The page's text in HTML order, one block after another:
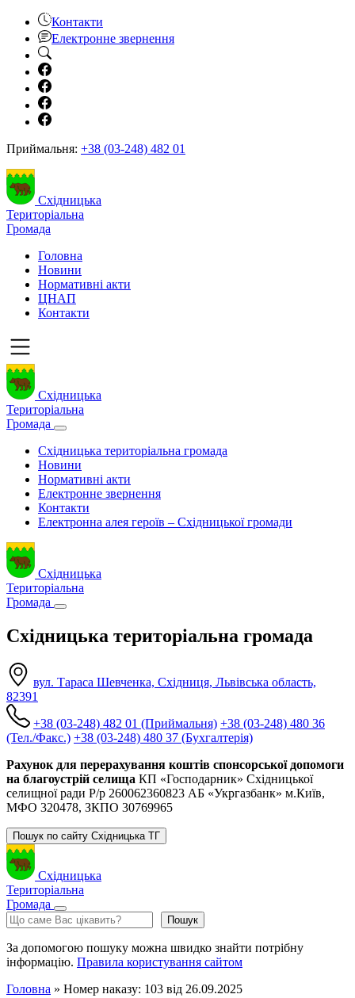
Контакти
Електронне звернення
Приймальня: +38 (03-248) 482 01
Східницька
Територіальна
Громада
Головна
Новини
Нормативні акти
ЦНАП
Контакти
Східницька
Територіальна
Громада
Східницька територіальна громада
Новини
Нормативні акти
Електронне звернення
Контакти
Електронна алея героїв – Східницької громади
Східницька
Територіальна
Громада
Східницька територіальна громада
вул. Тараса Шевченка, Східниця, Львівська область,
82391
+38 (03-248) 482 01 (Приймальня) +38 (03-248) 480 36
(Тел./Факс.) +38 (03-248) 480 37 (Бухгалтерія)
Рахунок для перерахування коштів спонсорської допомоги
на благоустрій селища КП «Господарник» Східницької
селищної ради Р/р 260062360823 АБ «Укргазбанк» м.Київ,
МФО 320478, ЗКПО 30769965
Пошук по сайту Східницька ТГ
Східницька
Територіальна
Громада
Пошук
Пошук
За допомогою пошуку можна швидко знайти потрібну
інформацію. Правила користування сайтом
Головна » Номер наказу: 103 від 26.09.2025